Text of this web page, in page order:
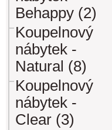
Behappy (2)
Koupelnový
nábytek -
Natural (8)
Koupelnový
nábytek -
Clear (3)